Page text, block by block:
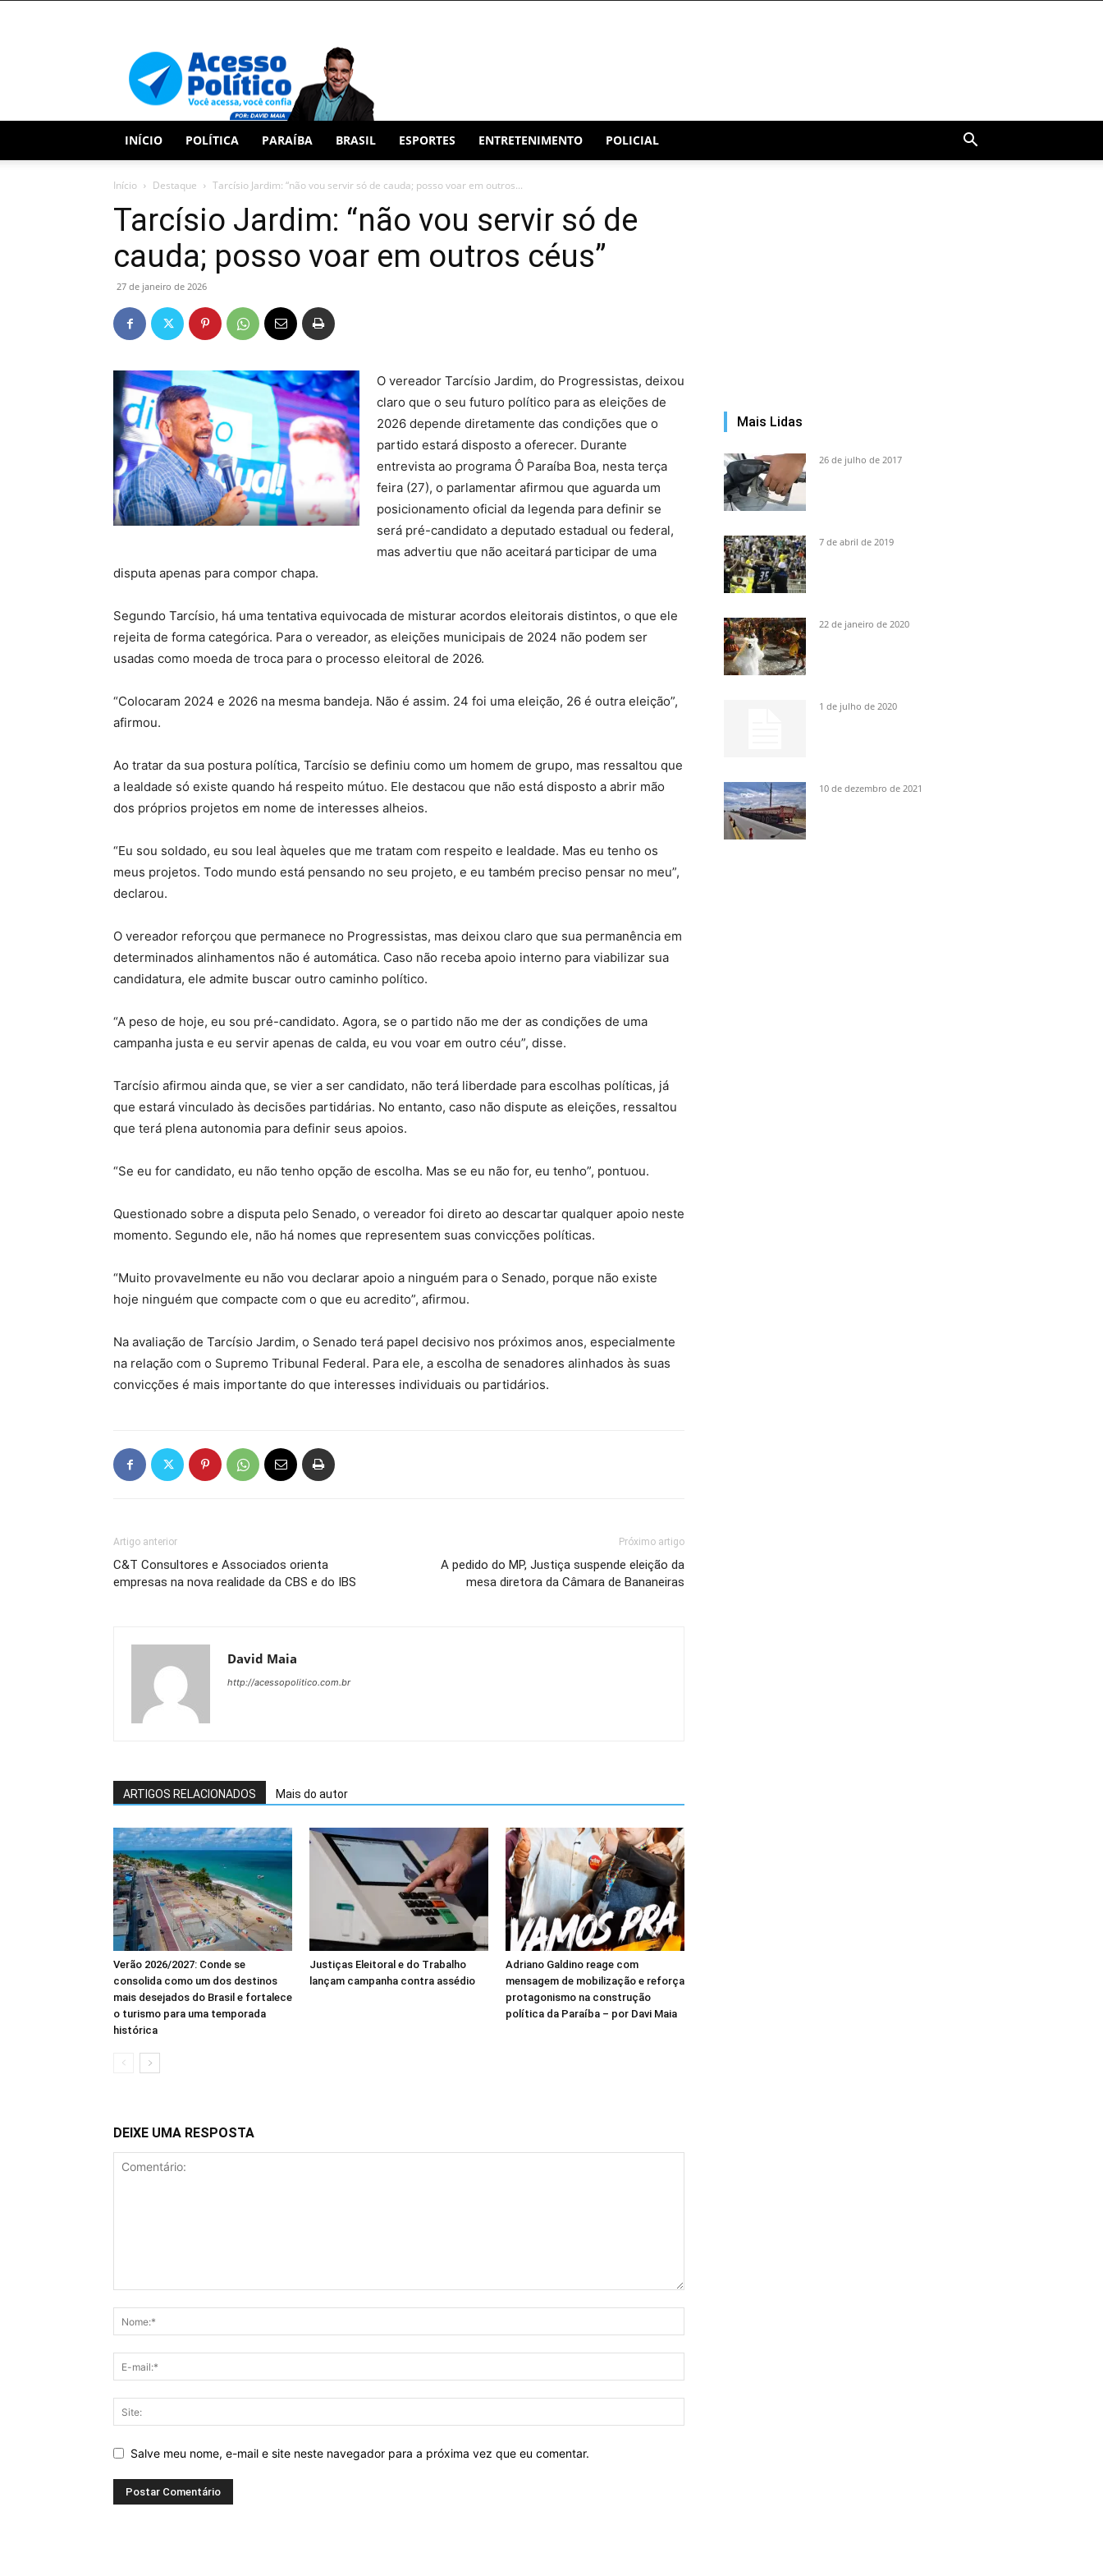
INÍCIO POLÍTICA PARAÍBA BRASIL ESPORTES ENTRETENIMENTO POLICIAL
Início Destaque Tarcísio Jardim: “não vou servir só de cauda; posso voar em outros...
Tarcísio Jardim: “não vou servir só de
cauda; posso voar em outros céus”
27 de janeiro de 2026
O vereador Tarcísio Jardim, do Progressistas, deixou
claro que o seu futuro político para as eleições de
2026 depende diretamente das condições que o
partido estará disposto a oferecer. Durante
entrevista ao programa Ô Paraíba Boa, nesta terça
feira (27), o parlamentar afirmou que aguarda um
posicionamento oficial da legenda para definir se
será pré-candidato a deputado estadual ou federal,
mas advertiu que não aceitará participar de uma
disputa apenas para compor chapa.
Segundo Tarcísio, há uma tentativa equivocada de misturar acordos eleitorais distintos, o que ele
rejeita de forma categórica. Para o vereador, as eleições municipais de 2024 não podem ser
usadas como moeda de troca para o processo eleitoral de 2026.
“Colocaram 2024 e 2026 na mesma bandeja. Não é assim. 24 foi uma eleição, 26 é outra eleição”,
afirmou.
Ao tratar da sua postura política, Tarcísio se definiu como um homem de grupo, mas ressaltou que
a lealdade só existe quando há respeito mútuo. Ele destacou que não está disposto a abrir mão
dos próprios projetos em nome de interesses alheios.
“Eu sou soldado, eu sou leal àqueles que me tratam com respeito e lealdade. Mas eu tenho os
meus projetos. Todo mundo está pensando no seu projeto, e eu também preciso pensar no meu”,
declarou.
O vereador reforçou que permanece no Progressistas, mas deixou claro que sua permanência em
determinados alinhamentos não é automática. Caso não receba apoio interno para viabilizar sua
candidatura, ele admite buscar outro caminho político.
“A peso de hoje, eu sou pré-candidato. Agora, se o partido não me der as condições de uma
campanha justa e eu servir apenas de calda, eu vou voar em outro céu”, disse.
Tarcísio afirmou ainda que, se vier a ser candidato, não terá liberdade para escolhas políticas, já
que estará vinculado às decisões partidárias. No entanto, caso não dispute as eleições, ressaltou
que terá plena autonomia para definir seus apoios.
“Se eu for candidato, eu não tenho opção de escolha. Mas se eu não for, eu tenho”, pontuou.
Questionado sobre a disputa pelo Senado, o vereador foi direto ao descartar qualquer apoio neste
momento. Segundo ele, não há nomes que representem suas convicções políticas.
“Muito provavelmente eu não vou declarar apoio a ninguém para o Senado, porque não existe
hoje ninguém que compacte com o que eu acredito”, afirmou.
Na avaliação de Tarcísio Jardim, o Senado terá papel decisivo nos próximos anos, especialmente
na relação com o Supremo Tribunal Federal. Para ele, a escolha de senadores alinhados às suas
convicções é mais importante do que interesses individuais ou partidários.
Artigo anterior
C&T Consultores e Associados orienta
empresas na nova realidade da CBS e do IBS
Próximo artigo
A pedido do MP, Justiça suspende eleição da
mesa diretora da Câmara de Bananeiras
David Maia
http://acessopolitico.com.br
ARTIGOS RELACIONADOS Mais do autor
Verão 2026/2027: Conde se
consolida como um dos destinos
mais desejados do Brasil e fortalece
o turismo para uma temporada
histórica
Justiças Eleitoral e do Trabalho
lançam campanha contra assédio
Adriano Galdino reage com
mensagem de mobilização e reforça
protagonismo na construção
política da Paraíba – por Davi Maia
DEIXE UMA RESPOSTA
Salve meu nome, e-mail e site neste navegador para a próxima vez que eu comentar.
Mais Lidas
26 de julho de 2017
7 de abril de 2019
22 de janeiro de 2020
1 de julho de 2020
10 de dezembro de 2021